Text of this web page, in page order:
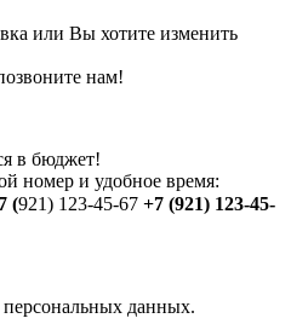
или Вы хотите изменить
нам!
в бюджет!
номер и удобное время:
(921) 123-45-67 +7 (921) 123-45-
персональных данных.